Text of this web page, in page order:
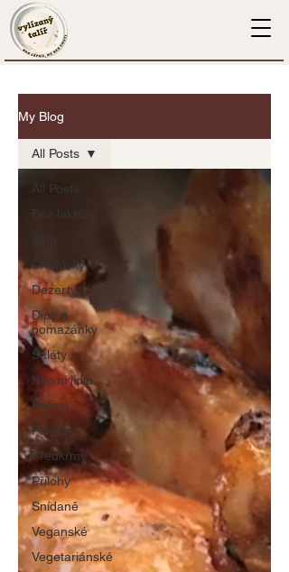
My Blog
All Posts
Bez laktózy
Chuťovky
Dezerty
Dipy a
pomazánky
Saláty
Hlavní jídla
Pečivo
Polévky
Předkrmy
Přílohy
Snídaně
Veganské
Vegetariánské
All Posts